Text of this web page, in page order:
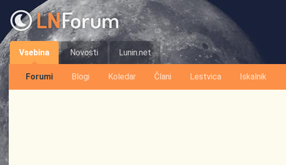
Vsebina
Forumi Blogi Koledar Člani Lestvica Iskalnik
Novosti Lunin.net